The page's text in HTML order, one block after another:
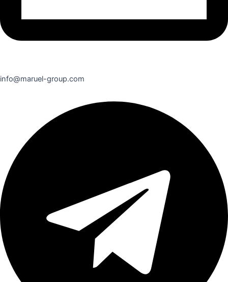
info@maruel-group.com